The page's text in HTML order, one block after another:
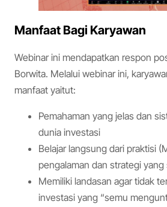
Manfaat Bagi Karyawan
Webinar ini mendapatkan respon
Borwita. Melalui webinar ini,
manfaat yaitut:
Pemahaman yang jelas dan
dunia investasi
Belajar langsung dari praktisi
pengalaman dan strategi
Memiliki landasan agar tidak
investasi yang “semu